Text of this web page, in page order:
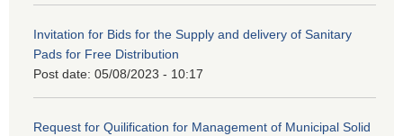
Invitation for Bids for the Supply and delivery of Sanitary
Pads for Free Distribution
Post date: 05/08/2023 - 10:17
Request for Quilification for Management of Municipal Solid